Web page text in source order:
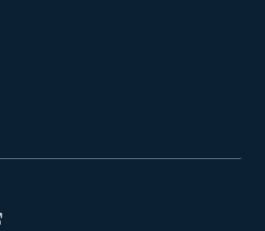
Abrir en una nueva ventana